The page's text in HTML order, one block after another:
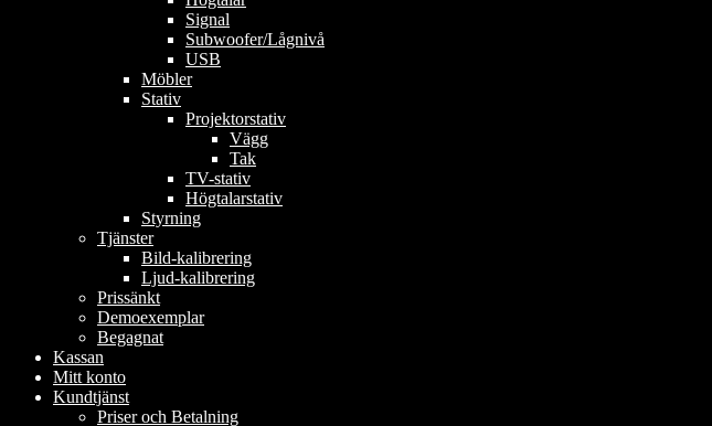
Signal
Subwoofer/Lågnivå
USB
Möbler
Stativ
Projektorstativ
Vägg
Tak
TV-stativ
Högtalarstativ
Styrning
Tjänster
Bild-kalibrering
Ljud-kalibrering
Prissänkt
Demoexemplar
Begagnat
Kassan
Mitt konto
Kundtjänst
Priser och Betalning